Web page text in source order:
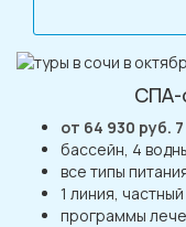
СПА-
от 64 930 руб.
бассейн, 4
все типы
1 линия,
программы